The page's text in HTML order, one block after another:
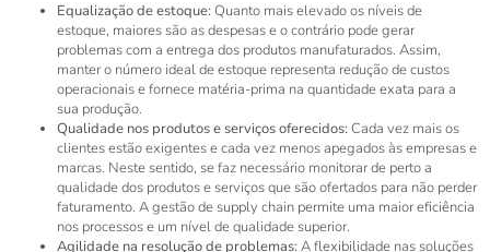
Equalização de estoque: Quanto mais elevado os níveis de
estoque, maiores são as despesas e o contrário pode gerar
problemas com a entrega dos produtos manufaturados. Assim,
manter o número ideal de estoque representa redução de custos
operacionais e fornece matéria-prima na quantidade exata para a
sua produção.
Qualidade nos produtos e serviços oferecidos: Cada vez mais os
clientes estão exigentes e cada vez menos apegados às empresas e
marcas. Neste sentido, se faz necessário monitorar de perto a
qualidade dos produtos e serviços que são ofertados para não perder
faturamento. A gestão de supply chain permite uma maior eficiência
nos processos e um nível de qualidade superior.
Agilidade na resolução de problemas: A flexibilidade nas soluções